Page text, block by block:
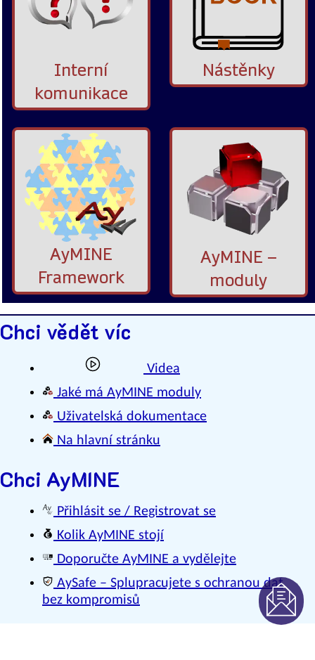
Interní
komunikace
Nástěnky
AyMINE
Framework
AyMINE –
moduly
Chci vědět víc
Videa
Jaké má AyMINE moduly
Uživatelská dokumentace
Na hlavní stránku
Chci AyMINE
Přihlásit se / Registrovat se
Kolik AyMINE stojí
Doporučte AyMINE a vydělejte
AySafe – Splupracujete s ochranou dat
bez kompromisů